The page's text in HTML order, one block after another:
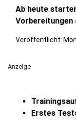
Ab heute
Vorbereitungen
Veröffentlicht:
Anzeige
Erstes